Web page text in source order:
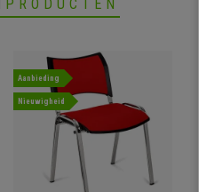
PRODUCTEN
Aanbieding
Nieuwigheid